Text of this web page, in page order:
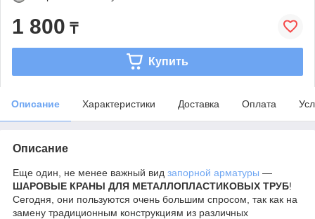
1 800 ₸
Купить
Описание Характеристики Доставка Оплата
Описание
Еще один, не менее важный вид запорной арматуры ―
ШАРОВЫЕ КРАНЫ ДЛЯ МЕТАЛЛОПЛАСТИКОВЫХ ТРУБ!
Сегодня, они пользуются очень большим спросом, так как на
замену традиционным конструкциям из различных